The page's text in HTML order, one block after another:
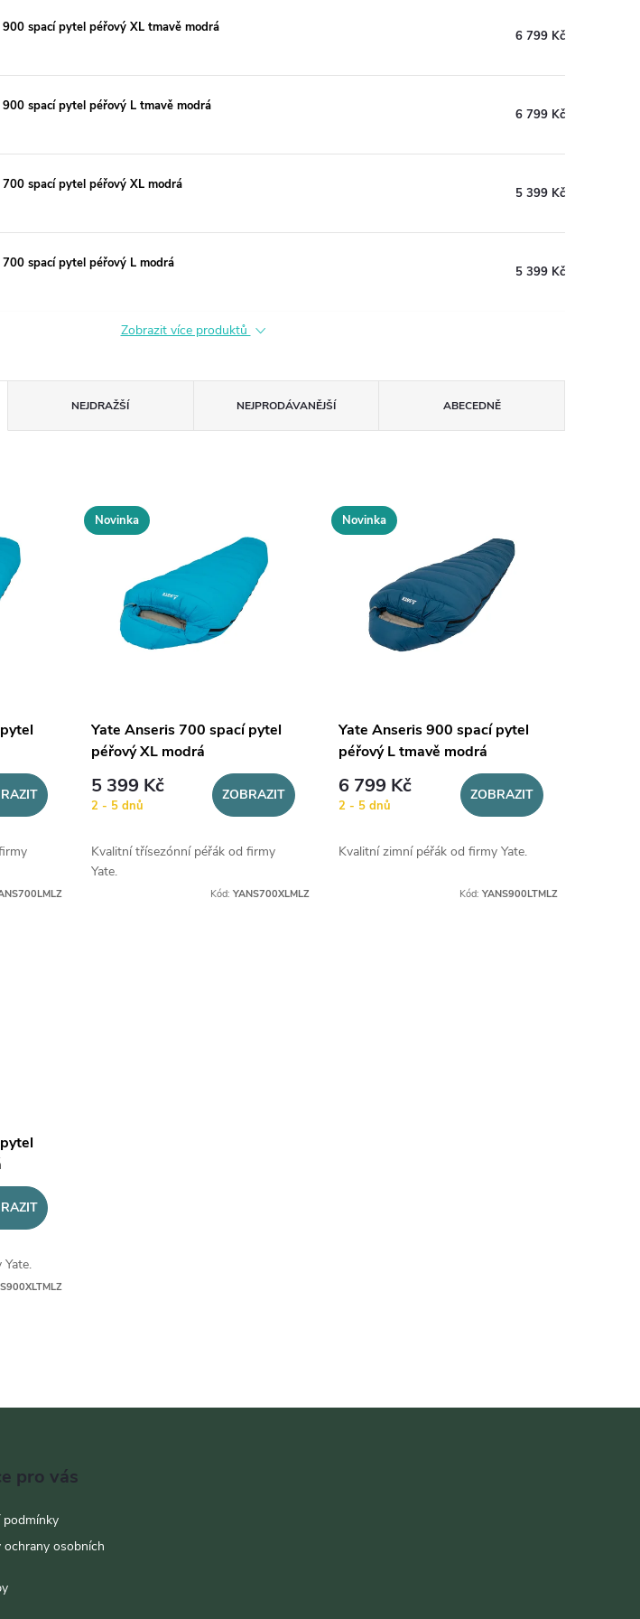
900 spací pytel péřový XL tmavě modrá
6 799 Kč
900 spací pytel péřový L tmavě modrá
6 799 Kč
spací pytel péřový XL modrá
5 399 Kč
700 spací pytel péřový L modrá
5 399 Kč
Zobrazit více produktů
NEJDRAŽŠÍ NEJPRODÁVANĚJŠÍ ABECEDNĚ
Novinka
Yate Anseris 700 spací pytel
péřový XL modrá
5 399 Kč
2 - 5 dnů
ZOBRAZIT
Kvalitní třísezónní péřák od firmy
Yate.
Kód:YANS700XLMLZ
Novinka
Yate Anseris 900 spací pytel
péřový L tmavě modrá
6 799 Kč
2 - 5 dnů
ZOBRAZIT
Kvalitní zimní péřák od firmy Yate.
Kód: YANS900LTMLZ
pro vás
podmínky
ochrany osobních